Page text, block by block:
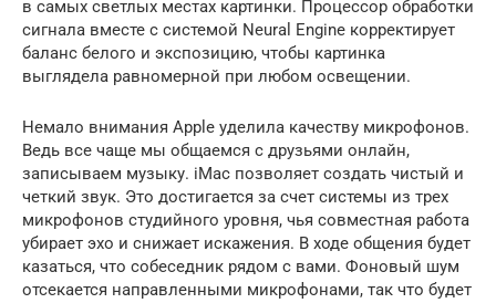
в самых светлых местах картинки. Процессор обработки
сигнала вместе с системой Neural Engine корректирует
баланс белого и экспозицию, чтобы картинка
выглядела равномерной при любом освещении.
Немало внимания Apple уделила качеству микрофонов.
Ведь все чаще мы общаемся с друзьями онлайн,
записываем музыку. iMac позволяет создать чистый и
четкий звук. Это достигается за счет системы из трех
микрофонов студийного уровня, чья совместная работа
убирает эхо и снижает искажения. В ходе общения будет
казаться, что собеседник рядом с вами. Фоновый шум
отсекается направленными микрофонами, так что будет